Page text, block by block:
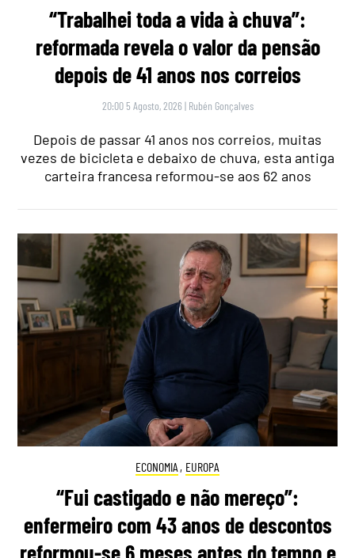
“Trabalhei toda a vida à chuva”:
reformada revela o valor da pensão
depois de 41 anos nos correios
20:00 5 Agosto, 2026 | Rubén Gonçalves
Depois de passar 41 anos nos correios, muitas
vezes de bicicleta e debaixo de chuva, esta antiga
carteira francesa reformou-se aos 62 anos
ECONOMIA , EUROPA
“Fui castigado e não mereço”:
enfermeiro com 43 anos de descontos